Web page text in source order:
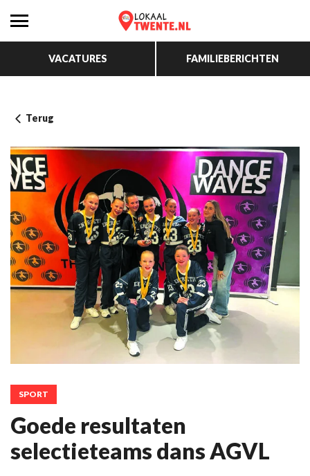
VACATURES FAMILIEBERICHTEN
Terug
SPORT
Goede resultaten
selectieteams dans AGVL